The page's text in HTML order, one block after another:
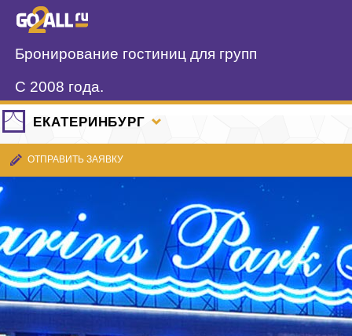
Бронирование гостиниц для групп
С 2008 года.
ЕКАТЕРИНБУРГ
ОТПРАВИТЬ ЗАЯВКУ